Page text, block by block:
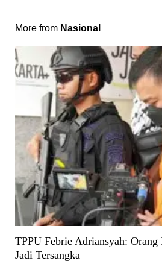
More from Nasional
TPPU Febrie Adriansyah: Orang
Jadi Tersangka